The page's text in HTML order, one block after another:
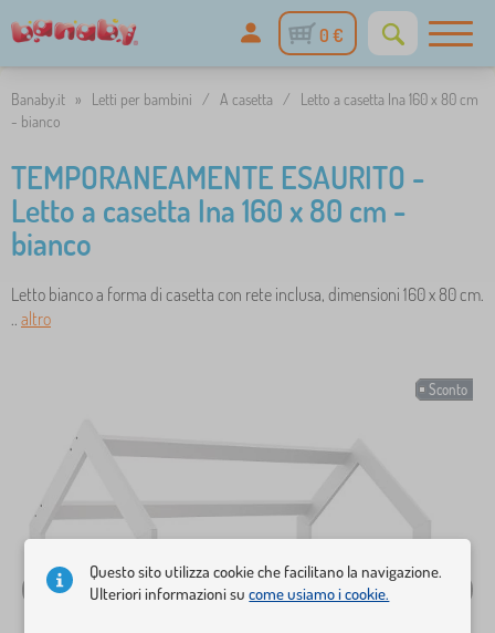
0 €
Banaby.it » Letti per bambini / A casetta /
Letto a casetta Ina 160 x 80 cm
- bianco
TEMPORANEAMENTE ESAURITO -
Letto a casetta Ina 160 x 80 cm -
bianco
Letto bianco a forma di casetta con rete inclusa, dimensioni 160 x 80 cm.
.. altro
Sconto
Questo sito utilizza cookie che facilitano la navigazione.
Ulteriori informazioni sucome usiamo i cookie.